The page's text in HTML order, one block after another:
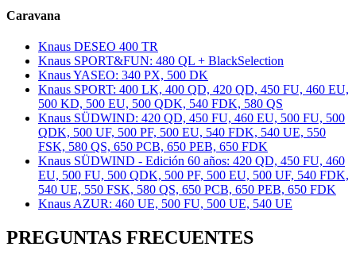
Caravana
Knaus DESEO 400 TR
Knaus SPORT&FUN: 480 QL + BlackSelection
Knaus YASEO: 340 PX, 500 DK
Knaus SPORT: 400 LK, 400 QD, 420 QD, 450 FU, 460 EU,
500 KD, 500 EU, 500 QDK, 540 FDK, 580 QS
Knaus SÜDWIND: 420 QD, 450 FU, 460 EU, 500 FU, 500
QDK, 500 UF, 500 PF, 500 EU, 540 FDK, 540 UE, 550
FSK, 580 QS, 650 PCB, 650 PEB, 650 FDK
Knaus SÜDWIND - Edición 60 años: 420 QD, 450 FU, 460
EU, 500 FU, 500 QDK, 500 PF, 500 EU, 500 UF, 540 FDK,
540 UE, 550 FSK, 580 QS, 650 PCB, 650 PEB, 650 FDK
Knaus AZUR: 460 UE, 500 FU, 500 UE, 540 UE
PREGUNTAS FRECUENTES